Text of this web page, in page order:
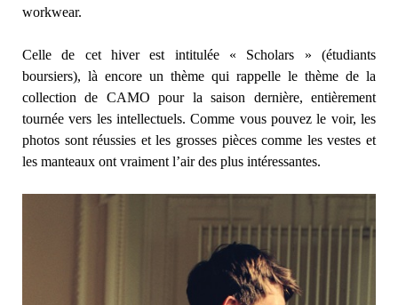
workwear.
Celle de cet hiver est intitulée « Scholars » (étudiants
boursiers), là encore un thème qui rappelle le thème de la
collection de CAMO pour la saison dernière, entièrement
tournée vers les intellectuels. Comme vous pouvez le voir, les
photos sont réussies et les grosses pièces comme les vestes et
les manteaux ont vraiment l’air des plus intéressantes.